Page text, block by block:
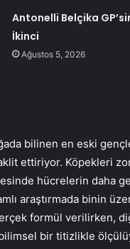
Antonelli Belçika
İkinci
Ağustos 5, 2026
bilinen en eski
ettiriyor. Köpekleri
hücrelerin daha
araştırmada binin
formül verilirken,
bir titizlikle